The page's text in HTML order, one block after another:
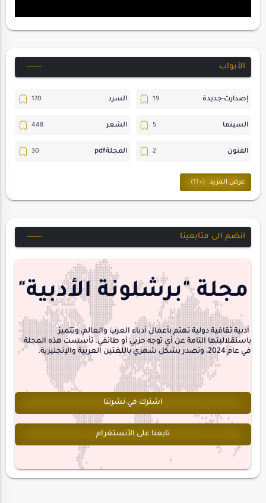
الأبواب
إصدارت-جديدة السرد
السينما الشعر
الفنون المجلةpdf
المسرح
حسن_يارتي حوارات
هايكو
interview
انضم الى متابعينا
مجلة "برشلونة الأدبية"
أدبية ثقافية دولية تهتم بأعمال أدباء العرب والعالم، وتتميز
باستقلاليتها التامة عن أي توجه حزبي أو طائفي. تأسست هذه المجلة
في عام 2024، وتصدر بشكل شهري باللغتين العربية والإنجليزية.
اشترك في نشرتنا
تابعنا على الأنستغرام